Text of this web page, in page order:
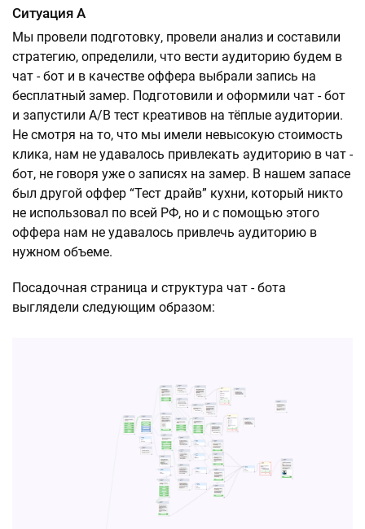
Ситуация А
Мы провели подготовку, провели анализ и составили
стратегию, определили, что вести аудиторию будем в
чат - бот и в качестве оффера выбрали запись на
бесплатный замер. Подготовили и оформили чат - бот
и запустили A/B тест креативов на тёплые аудитории.
Не смотря на то, что мы имели невысокую стоимость
клика, нам не удавалось привлекать аудиторию в чат -
бот, не говоря уже о записях на замер. В нашем запасе
был другой оффер “Тест драйв” кухни, который никто
не использовал по всей РФ, но и с помощью этого
оффера нам не удавалось привлечь аудиторию в
нужном объеме.
Посадочная страница и структура чат - бота
выглядели следующим образом: